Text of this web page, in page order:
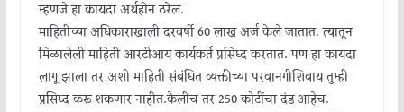
म्हणजे हा कायदा अर्थहीन ठरेल.
माहितीच्या अधिकाराखाली दरवर्षी 60 लाख अर्ज केले जातात. त्यातून
मिळालेली माहिती आरटीआय कार्यकर्ते प्रसिध्द करतात. पण हा कायदा
लागू झाला तर अशी माहिती संबंधित व्यक्तीच्या परवानगीशिवाय तुम्ही
प्रसिध्द करू शकणार नाहीत.केलीच तर 250 कोटींचा दंड आहेच.